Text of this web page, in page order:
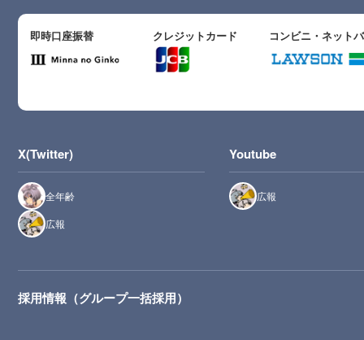
即時口座振替 クレジットカード コンビニ・ネット
X(Twitter)
全年齢
広報
Youtube
広報
採用情報（グループ一括採用）